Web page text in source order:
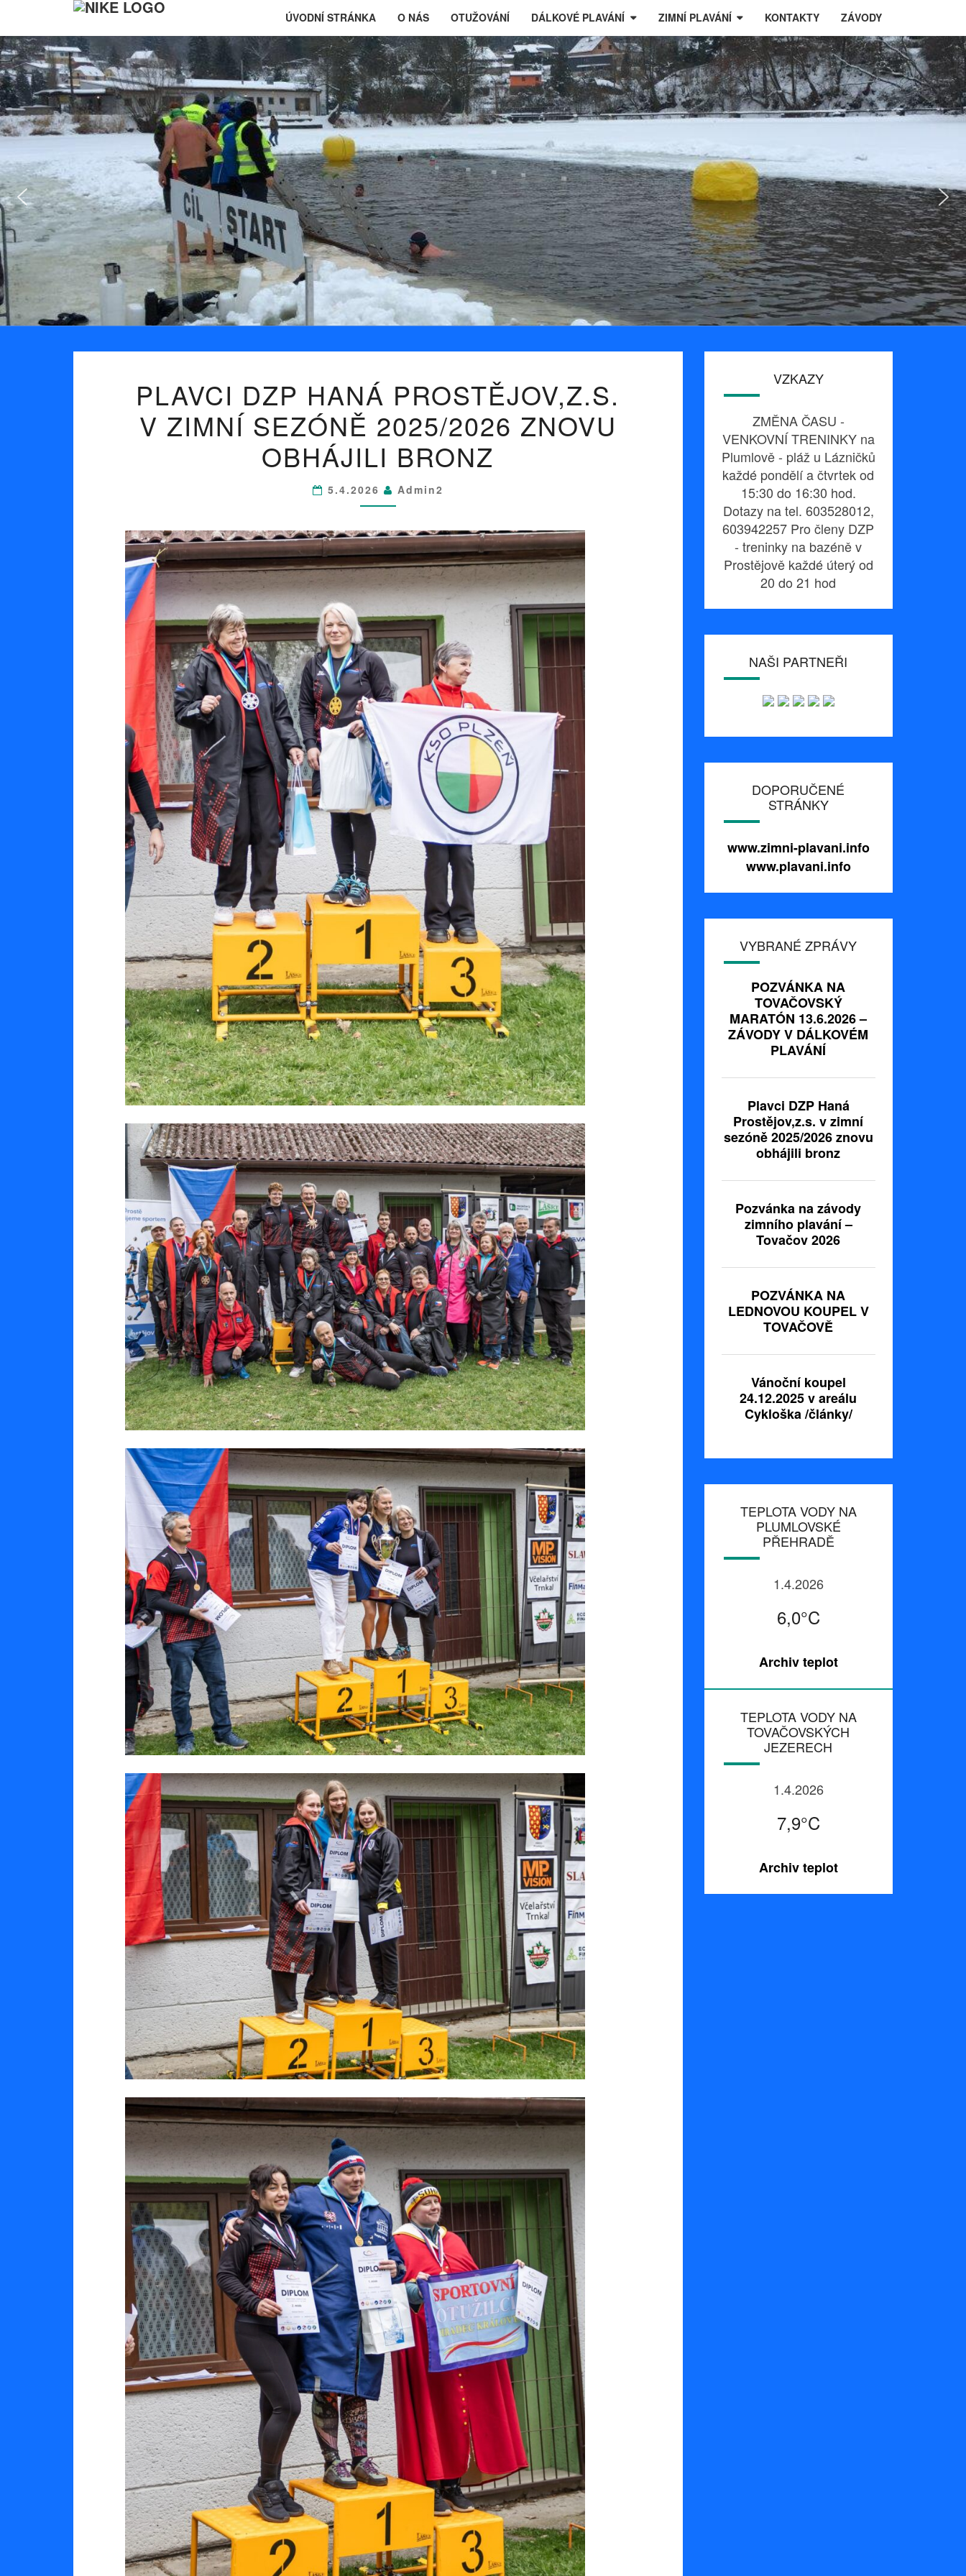
ÚVODNÍ STRÁNKA O NÁS OTUŽOVÁNÍ DÁLKOVÉ PLAVÁNÍ ZIMNÍ PLAVÁNÍ KONTAKTY ZÁVODY
L
A
V
C
I
Z
H
A
N
Á
P
R
O
S
T
Ě
V
,
Z
.
.
V
Z
I
M
S
E
Z
Ó
N
Ě
2
0
2
5
/
2
0
2
6
Z
N
O
V
U
O
B
H
Á
J
I
L
I
B
R
O
N
Z
PLAVCI DZP HANÁ PROSTĚJOV,Z.S.
V ZIMNÍ SEZÓNĚ 2025/2026 ZNOVU
OBHÁJILI BRONZ
5.4.2026 Admin2
VZKAZY
ZMĚNA ČASU -
VENKOVNÍ TRENINKY na
Plumlově - pláž u Lázničků
každé pondělí a čtvrtek od
15:30 do 16:30 hod.
Dotazy na tel. 603528012,
603942257 Pro členy DZP
- treninky na bazéně v
Prostějově každé úterý od
20 do 21 hod
NAŠI PARTNEŘI
DOPORUČENÉ
STRÁNKY
www.zimni-plavani.info
www.plavani.info
VYBRANÉ ZPRÁVY
POZVÁNKA NA
TOVAČOVSKÝ
MARATÓN 13.6.2026 –
ZÁVODY V DÁLKOVÉM
PLAVÁNÍ
Plavci DZP Haná
Prostějov,z.s. v zimní
sezóně 2025/2026 znovu
obhájili bronz
Pozvánka na závody
zimního plavání –
Tovačov 2026
POZVÁNKA NA
LEDNOVOU KOUPEL V
TOVAČOVĚ
Vánoční koupel
24.12.2025 v areálu
Cykloška /články/
TEPLOTA VODY NA
PLUMLOVSKÉ
PŘEHRADĚ
1.4.2026
6,0°C
Archiv teplot
TEPLOTA VODY NA
TOVAČOVSKÝCH
JEZERECH
1.4.2026
7,9°C
Archiv teplot